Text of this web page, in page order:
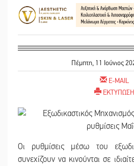
Πέμπτη, 11 Ιούνιος
E-MAIL
ΕΚΤΥΠΩΣΗ
Οι ρυθμίσεις μέσω του
συνεχίζουν να κινούνται σε